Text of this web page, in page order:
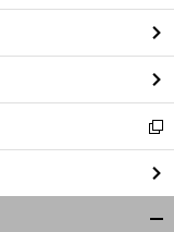
ン
ド
ウ
で
開
く
新
し
い
ウ
ィ